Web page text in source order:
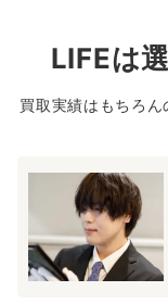
LIFEは
買取実績はもちろ